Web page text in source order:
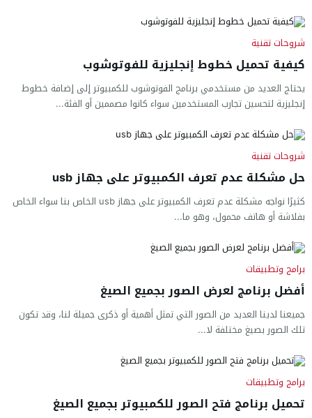
شروحات تقنية
كيفية تحميل خطوط إنجليزية للفوتوشوب
يحتاج العديد من مستخدمي برنامج الفوتوشوب للكمبيوتر إلى إضافة خطوط
إنجليزية لتحسين تجارب المستخدمين سواء كانوا مصممين أو الفئة...
شروحات تقنية
حل مشكلة عدم تعرف الكمبيوتر على جهاز usb
كثيرًا نواجه مشكلة عدم تعرف الكمبيوتر على جهاز usb الخاص بنا سواء الخاص
بفلاشة أو هاتف محمول، وهو ما...
برامج وتطبيقات
أفضل برنامج لعرض الصور بجميع الصيغ
جميعنا لدينا العديد من الصور التي تمثل أهمية أو ذكرى جميلة لنا، وقد تكون
تلك الصور بصيغ مختلفة لا...
برامج وتطبيقات
تحميل برنامج فتح الصور للكمبيوتر بجميع الصيغ